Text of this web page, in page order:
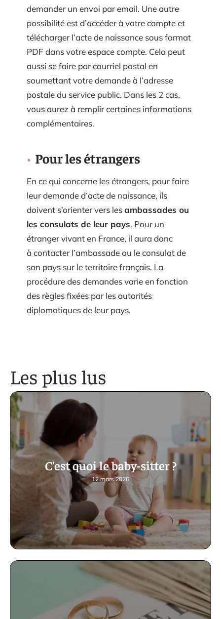
demander un envoi par email. Une autre
possibilité est d’accéder à votre compte et
télécharger l’acte de naissance sous format
PDF dans votre espace compte. Cela peut
aussi se faire par courriel postal en
soumettant votre demande à l’adresse
postale du service public. Dans les 2 cas,
vous aurez à remplir certaines informations
complémentaires.
Pour les étrangers
En ce qui concerne les étrangers, pour faire
leur demande d’acte de naissance, ils
doivent s’orienter vers lesambassades ou
les consulats de leur pays. Pour un
étranger vivant en France, il aura donc
à contacter l’ambassade ou le consulat de
son pays sur le territoire français. La
procédure des demandes varie en fonction
des règles fixées par les autorités
diplomatiques de leur pays.
Les plus lus
C’est quoi le baby-sitter ?
12 mars 2026